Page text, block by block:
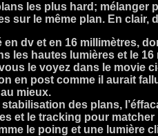
les plus hard; mélanger
sur le même plan. En clair,
en dv et en 16 millimètres,
les hautes lumières et le
le voyez dans le movie
en post comme il aurait
mieux.
stabilisation des plans,
et le tracking pour
le poing et une lumière